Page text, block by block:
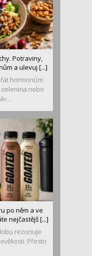
Potraviny,
a ulevuj [...]
hormonům
zelenina nebo
po něm a ve
nejčastějš [...]
rezonuje
Přesto